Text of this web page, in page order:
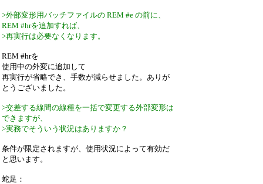
>外部変形用バッチファイルの REM #e の前に、
REM #hrを追加すれば、
>再実行は必要なくなります。
REM #hrを
使用中の外変に追加して
再実行が省略でき、手数が減らせました。ありが
とうございました。
>交差する線間の線種を一括で変更する外部変形は
できますが、
>実務でそういう状況はありますか？
条件が限定されますが、使用状況によって有効だ
と思います。
蛇足：